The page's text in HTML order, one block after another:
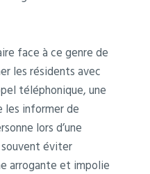
face à ce genre de
les résidents avec
téléphonique, une
informer de
lors d’une
éviter
arrogante et impolie